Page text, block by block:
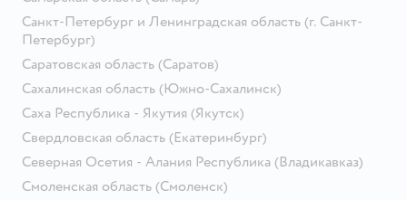
Санкт-Петербург и Ленинградская область (г. Санкт-
Петербург)
Саратовская область (Саратов)
Сахалинская область (Южно-Сахалинск)
Саха Республика - Якутия (Якутск)
Свердловская область (Екатеринбург)
Северная Осетия - Алания Республика (Владикавказ)
Смоленская область (Смоленск)